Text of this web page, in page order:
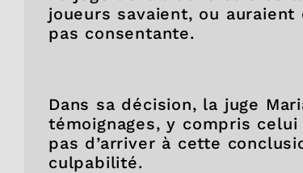
joueurs savaient, ou
pas consentante.
Dans sa décision, la juge
témoignages, y compris
pas d’arriver à cette
culpabilité.